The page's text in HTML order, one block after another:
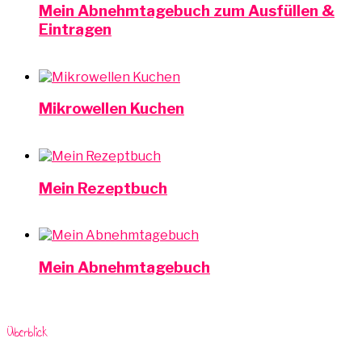
Mein Abnehmtagebuch zum Ausfüllen &
Eintragen
Mikrowellen Kuchen
Mein Rezeptbuch
Mein Abnehmtagebuch
Überblick